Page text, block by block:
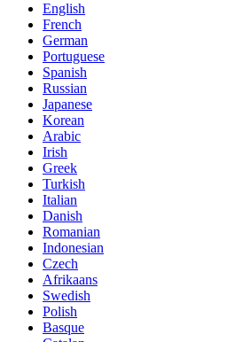
English
French
German
Portuguese
Spanish
Russian
Japanese
Korean
Arabic
Irish
Greek
Turkish
Italian
Danish
Romanian
Indonesian
Czech
Afrikaans
Swedish
Polish
Basque